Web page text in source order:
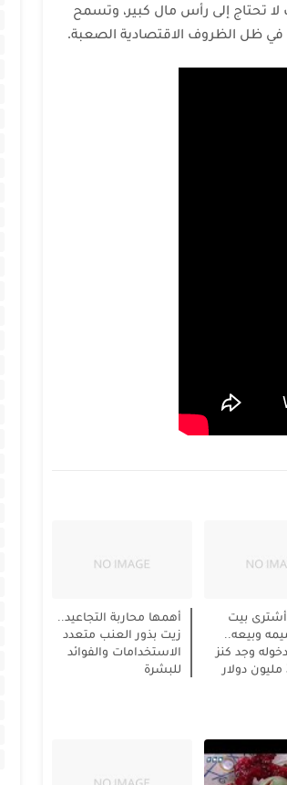
تحتاج إلى رأس مال كبير، وتسمح
في ظل الظروف الاقتصادية الصعبة.
بيت
وبيعه..
وجد كنز
أهمها محاربة التجاعيد..
زيت بذور العنب متعدد
الاستخدامات والفوائد
للبشرة